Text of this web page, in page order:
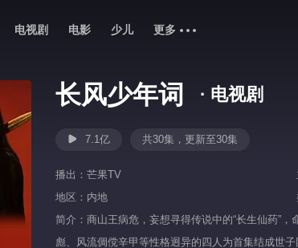
电视剧 电影 少儿 更多
长风少年词 · 电视剧
7.1亿 共30集，更新至30集
播出： 芒果TV
地区： 内地
简介：商山王病危，妄想寻得传说中的“长生仙药”
彪、风流倜傥辛甲等性格迥异的四人为首集结成世